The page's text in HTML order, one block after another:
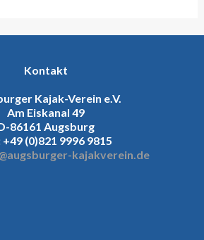
Kontakt
Kajak-Verein e.V.
Am Eiskanal 49
86161 Augsburg
+49 (0)821 9996 9815
kajakverein.de